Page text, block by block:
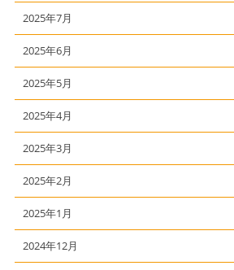
2025年7月
2025年6月
2025年5月
2025年4月
2025年3月
2025年2月
2025年1月
2024年12月